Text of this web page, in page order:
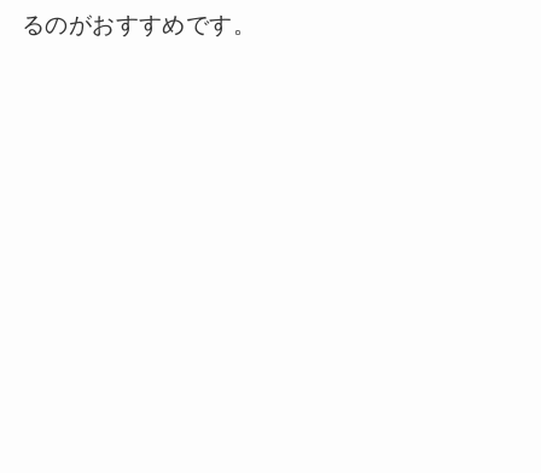
るのがおすすめです。